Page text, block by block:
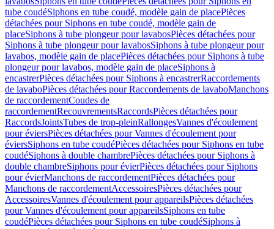
tube coudéSiphons en tube coudé, modèle gain de placePièces
détachées pour Siphons en tube coudé, modèle gain de
placeSiphons à tube plongeur pour lavabosPièces détachées pour
Siphons à tube plongeur pour lavabosSiphons à tube plongeur pour
lavabos, modèle gain de placePièces détachées pour Siphons à tube
plongeur pour lavabos, modèle gain de placeSiphons à
encastrerPièces détachées pour Siphons à encastrerRaccordements
de lavaboPièces détachées pour Raccordements de lavaboManchons
de raccordementCoudes de
raccordementRecouvrementsRaccordsPièces détachées pour
RaccordsJointsTubes de trop-pleinRallongesVannes d'écoulement
pour éviersPièces détachées pour Vannes d'écoulement pour
éviersSiphons en tube coudéPièces détachées pour Siphons en tube
coudéSiphons à double chambrePièces détachées pour Siphons à
double chambreSiphons pour évierPièces détachées pour Siphons
pour évierManchons de raccordementPièces détachées pour
Manchons de raccordementAccessoiresPièces détachées pour
AccessoiresVannes d'écoulement pour appareilsPièces détachées
pour Vannes d'écoulement pour appareilsSiphons en tube
coudéPièces détachées pour Siphons en tube coudéSiphons à